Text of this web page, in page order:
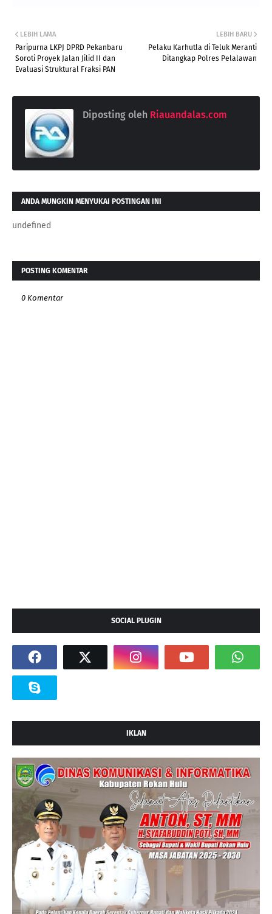
LEBIH BARU
Pelaku Karhutla di Teluk Meranti
Ditangkap Polres Pelalawan
LEBIH LAMA
Paripurna LKPJ DPRD Pekanbaru
Soroti Proyek Jalan Jilid II dan
Evaluasi Struktural Fraksi PAN
Diposting oleh Riauandalas.com
ANDA MUNGKIN MENYUKAI POSTINGAN INI
undefined
POSTING KOMENTAR
0 Komentar
SOCIAL PLUGIN
IKLAN